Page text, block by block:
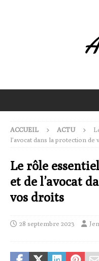
ACCUEIL ACTU
l’avocat dans la protection de
Le rôle
et de l’avocat
vos droits
28 septembre 2023